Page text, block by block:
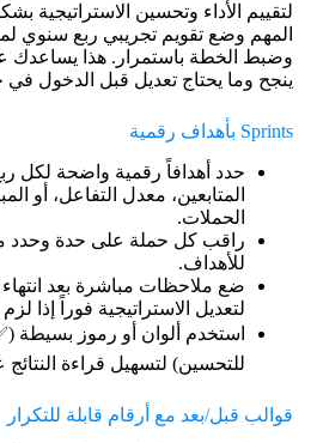
لتقييم الأداء وتحسين الاستراتيجية
المهم وضع تقويم تجريبي ربع سنوي
وضبط الخطة باستمرار. هذا يساعدك
ينجح وما يحتاج تعديل قبل الدخول
Sprints بأهداف رقمية
حدد أهدافاً رقمية واضحة لكل
المتابعين، معدل التفاعل، أو
الحملات.
راقب كل حملة على حدة وحدد
للأهداف.
لتعديل الاستراتيجية فوراً إذا لزم
استخدم ألوان أو رموز بسيطة
للتحسين) لتسهيل قراءة النتائج
قوالب قبل/بعد مع أرقام قابلة للتكرار